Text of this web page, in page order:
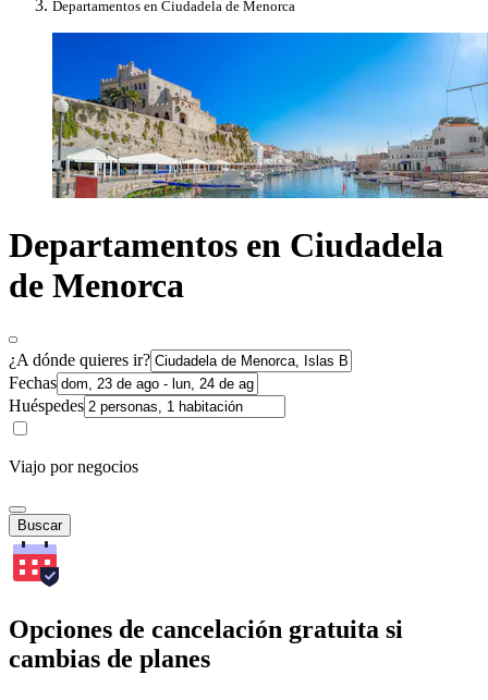
Departamentos en Ciudadela de Menorca
Departamentos en Ciudadela
de Menorca
¿A dónde quieres ir?
Fechas
Huéspedes
Viajo por negocios
Buscar
Opciones de cancelación gratuita si
cambias de planes